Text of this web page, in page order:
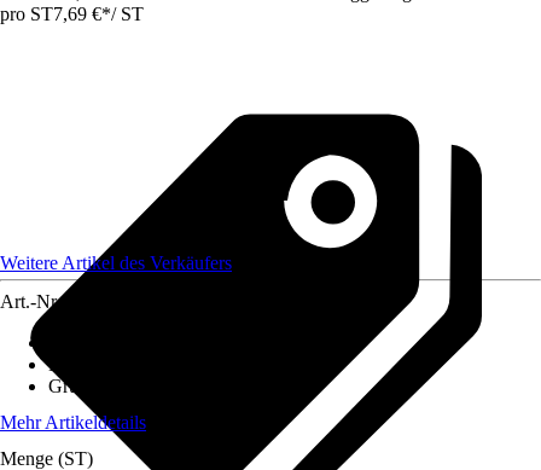
pro ST7,69 €*/ ST
Weitere Artikel des Verkäufers
Art.-Nr.
Material
Grundfarbe
Mehr Artikeldetails
Menge (ST)